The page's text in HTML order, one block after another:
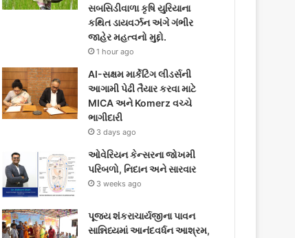
સબસિડીવાળા કૃષિ યુરિયાના
કથિત ડાયવર્ઝન અંગે ગંભીર
જાહેર મહત્વનો મુદ્દો.
1 hour ago
AI-સક્ષમ માર્કેટિંગ લીડર્સની
આગામી પેઢી તૈયાર કરવા માટે
MICA અને Komerz વચ્ચે
ભાગીદારી
3 days ago
ઓવેરિયન કેન્સરના જોખમી
પરિબળો, નિદાન અને સારવાર
3 weeks ago
પૂજ્ય શંકરાચાર્યજીના પાવન
સાન્નિધ્યમાં આનંદવર્ધન આશ્રમ,